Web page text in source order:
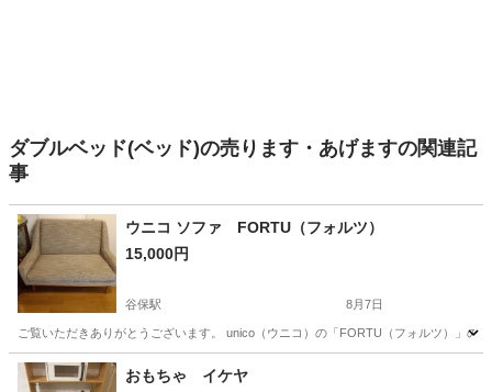
ダブルベッド(ベッド)の売ります・あげますの関連記
事
ウニコ ソファ FORTU（フォルツ）
15,000円
谷保駅 8月7日
ご覧いただきありがとうございます。 unico（ウニコ）の「FORTU（フォルツ）」
東京 国立市 谷保駅 ソファ
おもちゃ イケヤ